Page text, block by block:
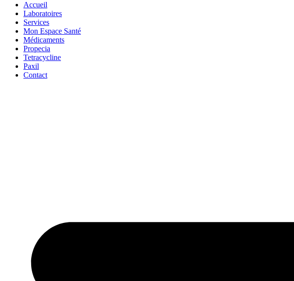
Accueil
Laboratoires
Services
Mon Espace Santé
Médicaments
Propecia
Tetracycline
Paxil
Contact